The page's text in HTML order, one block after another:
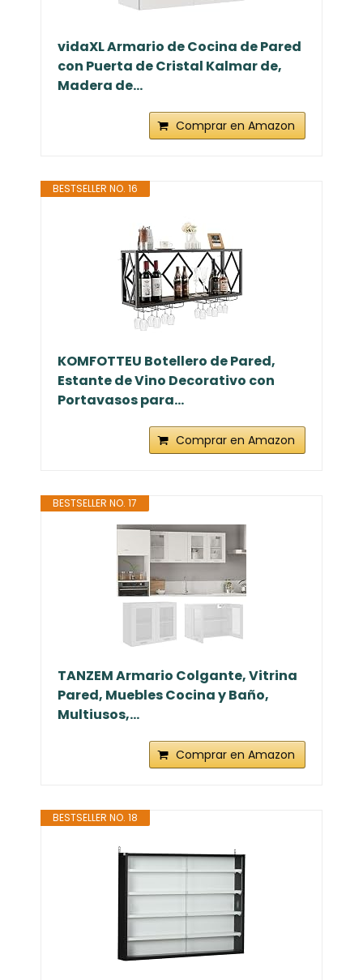
vidaXL Armario de Cocina de Pared
con Puerta de Cristal Kalmar de,
Madera de...
Comprar en Amazon
BESTSELLER NO. 16
KOMFOTTEU Botellero de Pared,
Estante de Vino Decorativo con
Portavasos para...
Comprar en Amazon
BESTSELLER NO. 17
TANZEM Armario Colgante, Vitrina
Pared, Muebles Cocina y Baño,
Multiusos,...
Comprar en Amazon
BESTSELLER NO. 18